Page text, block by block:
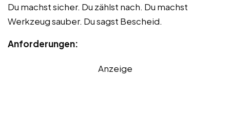
Du machst sicher. Du zählst nach. Du machst
Werkzeug sauber. Du sagst Bescheid.
Anforderungen:
Anzeige